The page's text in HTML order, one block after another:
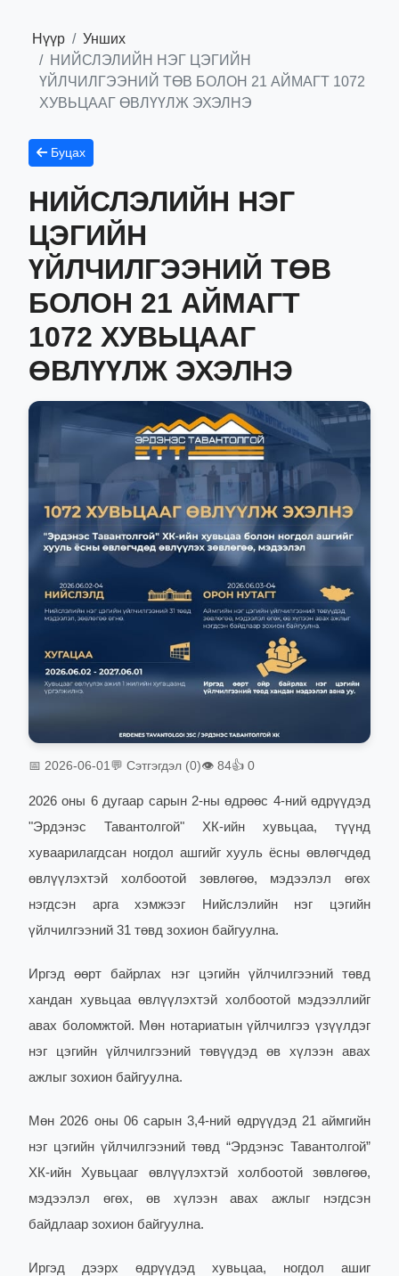
Нүүр
Унших
НИЙСЛЭЛИЙН НЭГ ЦЭГИЙН
ҮЙЛЧИЛГЭЭНИЙ ТӨВ БОЛОН 21 АЙМАГТ 1072
ХУВЬЦААГ ӨВЛҮҮЛЖ ЭХЭЛНЭ
Буцах
НИЙСЛЭЛИЙН НЭГ
ЦЭГИЙН
ҮЙЛЧИЛГЭЭНИЙ ТӨВ
БОЛОН 21 АЙМАГТ
1072 ХУВЬЦААГ
ӨВЛҮҮЛЖ ЭХЭЛНЭ
📅 2026-06-01 💬 Сэтгэгдэл (0)👁 84👍 0
2026 оны 6 дугаар сарын 2-ны өдрөөс 4-ний өдрүүдэд
"Эрдэнэс Тавантолгой" ХК-ийн хувьцаа, түүнд
хуваарилагдсан ногдол ашгийг хууль ёсны өвлөгчдөд
өвлүүлэхтэй холбоотой зөвлөгөө, мэдээлэл өгөх
нэгдсэн арга хэмжээг Нийслэлийн нэг цэгийн
үйлчилгээний 31 төвд зохион байгуулна.
Иргэд өөрт байрлах нэг цэгийн үйлчилгээний төвд
хандан хувьцаа өвлүүлэхтэй холбоотой мэдээллийг
авах боломжтой. Мөн нотариатын үйлчилгээ үзүүлдэг
нэг цэгийн үйлчилгээний төвүүдэд өв хүлээн авах
ажлыг зохион байгуулна.
Мөн 2026 оны 06 сарын 3,4-ний өдрүүдэд 21 аймгийн
нэг цэгийн үйлчилгээний төвд “Эрдэнэс Тавантолгой”
ХК-ийн Хувьцааг өвлүүлэхтэй холбоотой зөвлөгөө,
мэдээлэл өгөх, өв хүлээн авах ажлыг нэгдсэн
байдлаар зохион байгуулна.
Иргэд дээрх өдрүүдэд хувьцаа, ногдол ашиг